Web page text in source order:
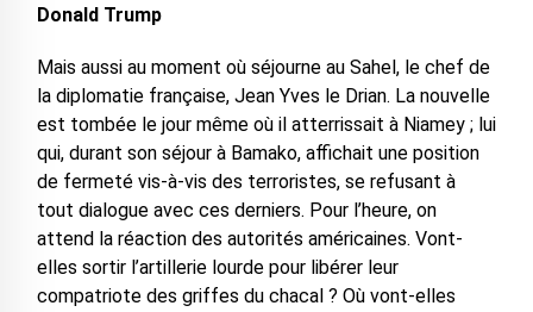
Donald Trump
Mais aussi au moment où séjourne au Sahel, le chef de
la diplomatie française, Jean Yves le Drian. La nouvelle
est tombée le jour même où il atterrissait à Niamey ; lui
qui, durant son séjour à Bamako, affichait une position
de fermeté vis-à-vis des terroristes, se refusant à
tout dialogue avec ces derniers. Pour l’heure, on
attend la réaction des autorités américaines. Vont-
elles sortir l’artillerie lourde pour libérer leur
compatriote des griffes du chacal ? Où vont-elles